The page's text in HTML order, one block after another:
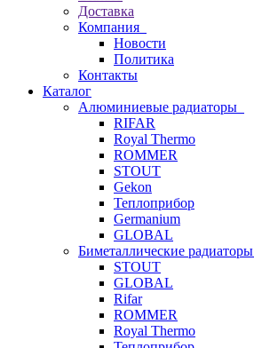
Доставка
Компания
Новости
Политика
Контакты
Каталог
Алюминиевые радиаторы
RIFAR
Royal Thermo
ROMMER
STOUT
Gekon
Теплоприбор
Germanium
GLOBAL
Биметаллические радиаторы
STOUT
GLOBAL
Rifar
ROMMER
Royal Thermo